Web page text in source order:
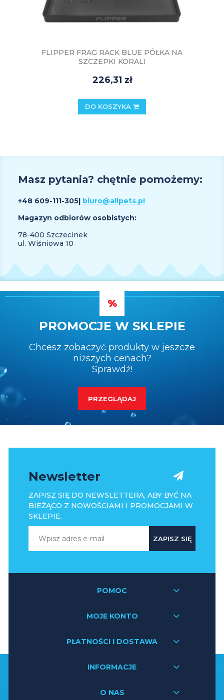
FLIPPER FRAG RACK BLUE PÓŁKA NA
SZCZEPKI KORALI
226,31 zł
DO KOSZYKA
Masz pytania? chętnie pomożemy:
+48 609-111-305| biuro@allpets.pl
Magazyn odbiorów osobistych:
78-400 Szczecinek
ul. Wiśniowa 10
PROMOCJE W SKLEPIE
Chcesz zobaczyć produkty w jeszcze
niższych cenach?
Sprawdź!
PRZEGLĄDAJ
Newsletter
ZAPISZ SIĘ DO NEWSLETTERA, ABY BYĆ NA
BIEŻĄCO Z NOWOŚCIAMI I PROMOCJAMI W
SKLEPIE.
ZAPISZ SIĘ
POMOC
MOJE KONTO
PŁATNOŚCI I DOSTAWA
INFORMACJE
O NAS